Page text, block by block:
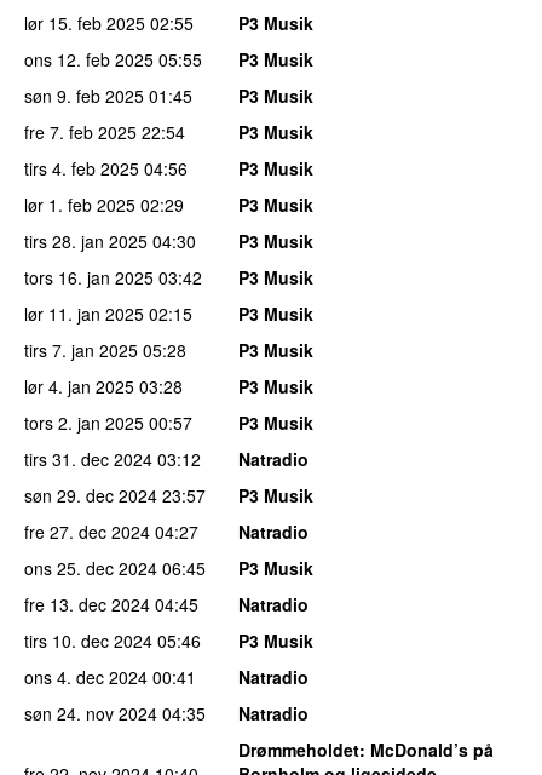
lør 15. feb 2025 02:55
P3 Musik
ons 12. feb 2025 05:55
P3 Musik
søn 9. feb 2025 01:45
P3 Musik
fre 7. feb 2025 22:54
P3 Musik
tirs 4. feb 2025 04:56
P3 Musik
lør 1. feb 2025 02:29
P3 Musik
tirs 28. jan 2025 04:30
P3 Musik
tors 16. jan 2025 03:42
P3 Musik
lør 11. jan 2025 02:15
P3 Musik
tirs 7. jan 2025 05:28
P3 Musik
lør 4. jan 2025 03:28
P3 Musik
tors 2. jan 2025 00:57
P3 Musik
tirs 31. dec 2024 03:12
Natradio
søn 29. dec 2024 23:57
P3 Musik
fre 27. dec 2024 04:27
Natradio
ons 25. dec 2024 06:45
P3 Musik
fre 13. dec 2024 04:45
Natradio
tirs 10. dec 2024 05:46
P3 Musik
ons 4. dec 2024 00:41
Natradio
søn 24. nov 2024 04:35 Natradio
Drømmeholdet: McDonald’s på